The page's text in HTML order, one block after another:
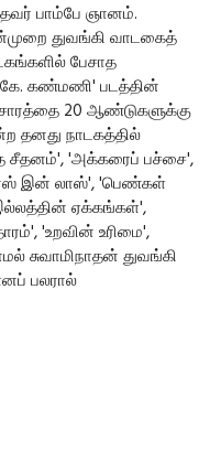
பாம்பே ஞானம்.
துவங்கி வாடகைத்
பேசாத
கண்மணி' படத்தின்
20 ஆண்டுகளுக்கு
தனது நாடகத்தில்
சீதனம்', 'அக்கரைப் பச்சை',
இன் லாஸ்', 'பெண்கள்
ஏக்கங்கள்',
'உறவின் உரிமை',
துவங்கி
பலரால்